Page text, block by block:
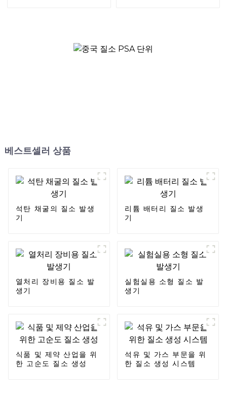
베스트셀러 상품
석탄 채굴의 질소 발생
기
리튬 배터리 질소 발생
기
열처리 장비용 질소 발
생기
실험실용 소형 질소 발
생기
식품 및 제약 산업을 위
한 고순도 질소 생성
석유 및 가스 부문을 위
한 질소 생성 시스템